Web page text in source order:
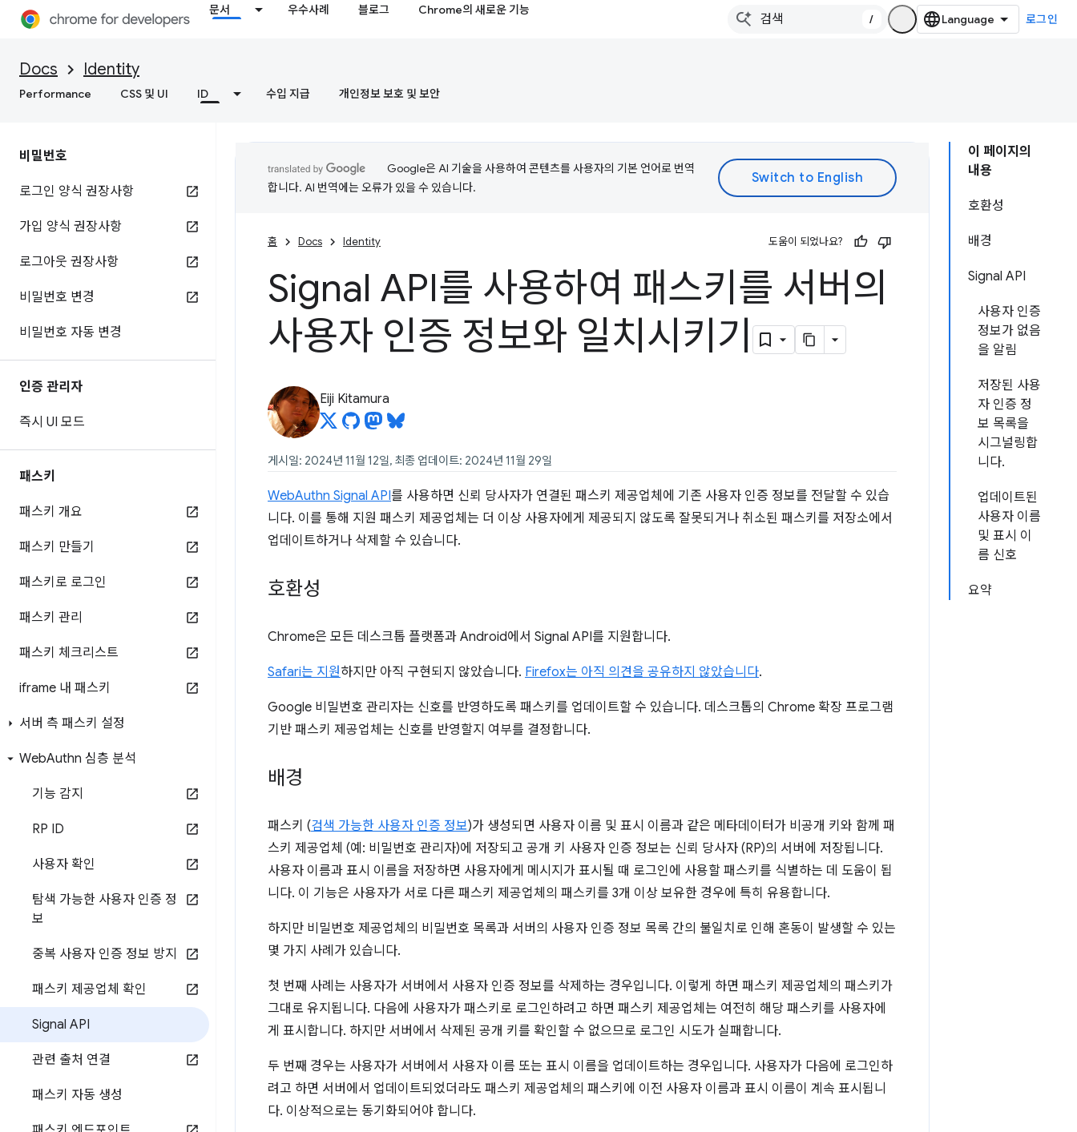
문서 우수사례 블로그 Chrome의 새로운 기능
/ 로그인
Docs Identity
Performance CSS 및 UI ID 수입 지급 개인정보 보호 및 보안
비밀번호
로그인 양식 권장사항
가입 양식 권장사항
로그아웃 권장사항
비밀번호 변경
비밀번호 자동 변경
인증 관리자
즉시 UI 모드
패스키
패스키 개요
패스키 만들기
패스키로 로그인
패스키 관리
패스키 체크리스트
iframe 내 패스키
서버 측 패스키 설정
WebAuthn 심층 분석
기능 감지
RP ID
사용자 확인
탐색 가능한 사용자 인증 정
보
중복 사용자 인증 정보 방지
패스키 제공업체 확인
Signal API
관련 출처 연결
패스키 자동 생성
이 페이지의
내용
호환성
배경
Signal API
사용자 인증
정보가 없음
을 알림
저장된 사용
자 인증 정
보 목록을
시그널링합
니다.
업데이트된
사용자 이름
및 표시 이
름 신호
요약
Google은 AI 기술을 사용하여 콘텐츠를 사용자의 기본 언어로 번역
합니다. AI 번역에는 오류가 있을 수 있습니다.
홈 Docs Identity 도움이 되었나요?
Signal API를 사용하여 패스키를 서버의
사용자 인증 정보와 일치시키기
Eiji Kitamura
게시일: 2024년 11월 12일, 최종 업데이트: 2024년 11월 29일
WebAuthn Signal API를 사용하면 신뢰 당사자가 연결된 패스키 제공업체에 기존 사용자 인증 정보를 전달할 수 있습
니다. 이를 통해 지원 패스키 제공업체는 더 이상 사용자에게 제공되지 않도록 잘못되거나 취소된 패스키를 저장소에서
업데이트하거나 삭제할 수 있습니다.
호환성
Chrome은 모든 데스크톱 플랫폼과 Android에서 Signal API를 지원합니다.
Safari는 지원하지만 아직 구현되지 않았습니다. Firefox는 아직 의견을 공유하지 않았습니다.
Google 비밀번호 관리자는 신호를 반영하도록 패스키를 업데이트할 수 있습니다. 데스크톱의 Chrome 확장 프로그램
기반 패스키 제공업체는 신호를 반영할지 여부를 결정합니다.
배경
패스키 (검색 가능한 사용자 인증 정보)가 생성되면 사용자 이름 및 표시 이름과 같은 메타데이터가 비공개 키와 함께 패
스키 제공업체 (예: 비밀번호 관리자)에 저장되고 공개 키 사용자 인증 정보는 신뢰 당사자 (RP)의 서버에 저장됩니다.
사용자 이름과 표시 이름을 저장하면 사용자에게 메시지가 표시될 때 로그인에 사용할 패스키를 식별하는 데 도움이 됩
니다. 이 기능은 사용자가 서로 다른 패스키 제공업체의 패스키를 3개 이상 보유한 경우에 특히 유용합니다.
하지만 비밀번호 제공업체의 비밀번호 목록과 서버의 사용자 인증 정보 목록 간의 불일치로 인해 혼동이 발생할 수 있는
몇 가지 사례가 있습니다.
첫 번째 사례는 사용자가 서버에서 사용자 인증 정보를 삭제하는 경우입니다. 이렇게 하면 패스키 제공업체의 패스키가
그대로 유지됩니다. 다음에 사용자가 패스키로 로그인하려고 하면 패스키 제공업체는 여전히 해당 패스키를 사용자에
게 표시합니다. 하지만 서버에서 삭제된 공개 키를 확인할 수 없으므로 로그인 시도가 실패합니다.
두 번째 경우는 사용자가 서버에서 사용자 이름 또는 표시 이름을 업데이트하는 경우입니다. 사용자가 다음에 로그인하
려고 하면 서버에서 업데이트되었더라도 패스키 제공업체의 패스키에 이전 사용자 이름과 표시 이름이 계속 표시됩니
다. 이상적으로는 동기화되어야 합니다.